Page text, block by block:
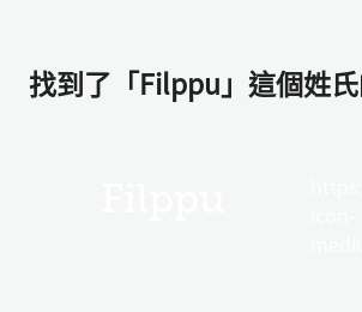
找到了「Filppu」這個姓